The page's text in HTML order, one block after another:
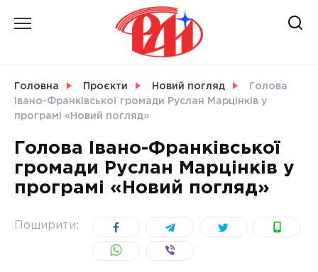
СВІТ
УКРАЇНА
Головна Проєкти Новий погляд
Голова
Івано-Франківської громади Руслан Марцінків у
програмі «Новий погляд»
Голова Івано-Франківської
громади Руслан Марцінків у
програмі «Новий погляд»
Поширити: